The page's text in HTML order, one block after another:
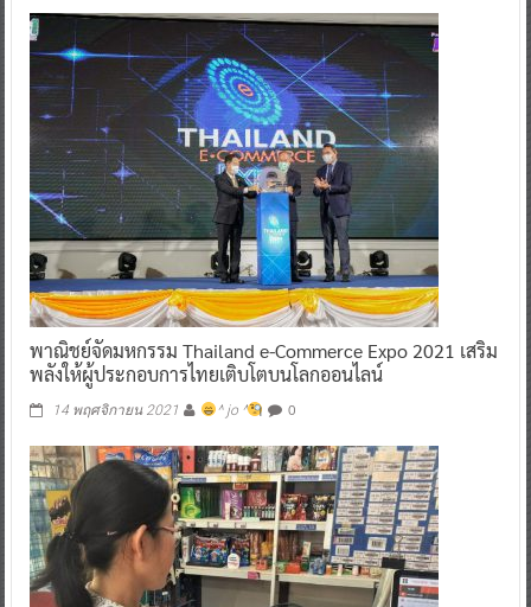
พาณิชย์จัดมหกรรม Thailand e-Commerce Expo 2021 เสริม
พลังให้ผู้ประกอบการไทยเติบโตบนโลกออนไลน์
14 พฤศจิกายน 2021 ^ jo ^ 0